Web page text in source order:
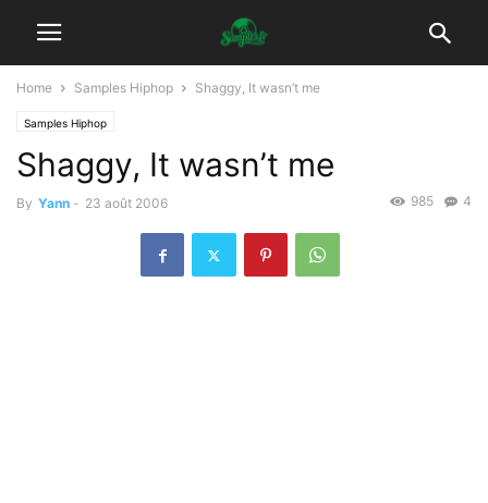
Home Samples Hiphop Shaggy, It wasn’t me
Samples Hiphop
Shaggy, It wasn’t me
By Yann - 23 août 2006 4
985